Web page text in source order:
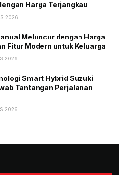
Harga Terjangkau
2026
Meluncur dengan Harga
Fitur Modern untuk Keluarga
2026
Smart Hybrid Suzuki
Tantangan Perjalanan
2026